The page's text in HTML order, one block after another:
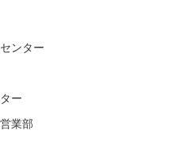
ンター
ー
業部